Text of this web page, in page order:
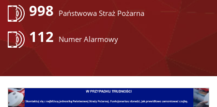
998 Państwowa Straż Pożarna
112 Numer Alarmowy